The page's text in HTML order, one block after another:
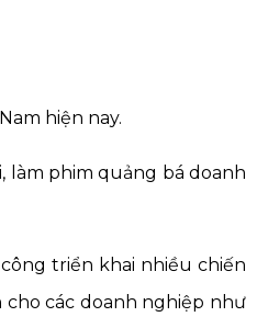
hiện nay.
làm phim quảng bá doanh
triển khai nhiều chiến
các doanh nghiệp như